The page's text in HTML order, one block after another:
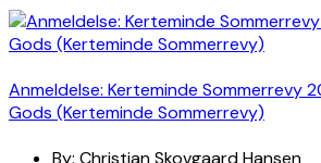
Anmeldelse: Kerteminde Sommerrevy
Gods (Kerteminde Sommerrevy)
By: Christian Skovgaard Hansen